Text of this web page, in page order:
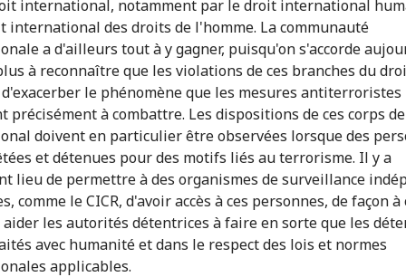
international, notamment par le droit international
international des droits de l'homme. La communauté
a d'ailleurs tout à y gagner, puisqu'on s'accorde
à reconnaître que les violations de ces branches du
le phénomène que les mesures antiterroristes
précisément à combattre. Les dispositions de ces corps
doivent en particulier être observées lorsque des
et détenues pour des motifs liés au terrorisme. Il y a
lieu de permettre à des organismes de surveillance
comme le CICR, d'avoir accès à ces personnes, de façon
les autorités détentrices à faire en sorte que les
avec humanité et dans le respect des lois et normes
applicables.